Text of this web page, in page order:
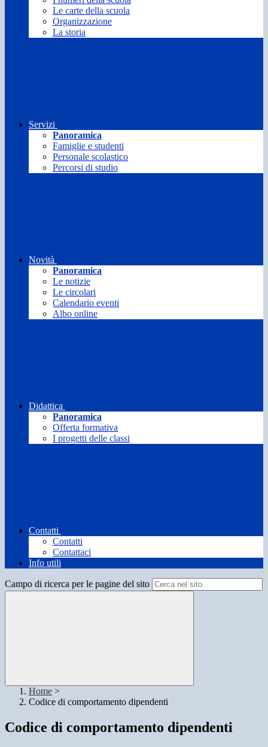
Le carte della scuola
Organizzazione
La storia
Servizi
Panoramica
Famiglie e studenti
Personale scolastico
Percorsi di studio
Novità
Panoramica
Le notizie
Le circolari
Calendario eventi
Albo online
Didattica
Panoramica
Offerta formativa
I progetti delle classi
Contatti
Contatti
Contattaci
Info utili
Campo di ricerca per le pagine del sito
Home >
Codice di comportamento dipendenti
Codice di comportamento dipendenti